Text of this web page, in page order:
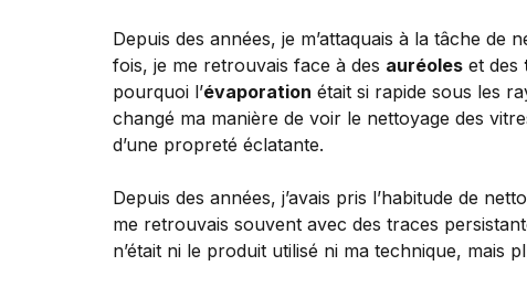
Depuis des années, je m’attaquais à la tâche
fois, je me retrouvais face à des auréoles et des
pourquoi l’évaporation était si rapide sous les
changé ma manière de voir le nettoyage des
d’une propreté éclatante.
Depuis des années, j’avais pris l’habitude de
me retrouvais souvent avec des traces
n’était ni le produit utilisé ni ma technique,